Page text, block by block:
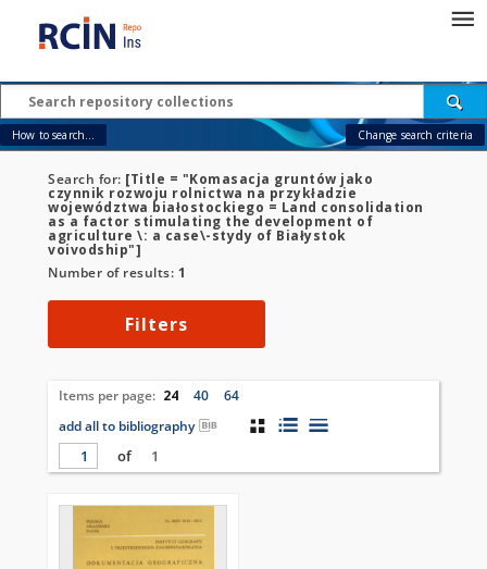
How to search... Change search criteria
Search for: [Title = "Komasacja gruntów jako
czynnik rozwoju rolnictwa na przykładzie
województwa białostockiego = Land consolidation
as a factor stimulating the development of
agriculture \: a case\-stydy of Białystok
voivodship"]
Number of results: 1
Filters
Items per page: 24 40
64
add all to bibliography
of
1